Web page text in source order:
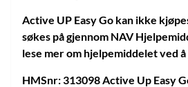
Active UP Easy Go kan ikke
søkes på gjennom NAV
lese mer om hjelpemiddelet ved å
HMSnr: 313098 Active Up Easy